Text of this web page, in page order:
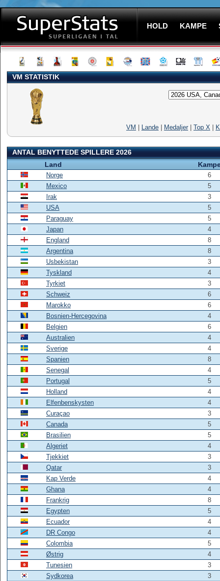
HOLD KAMPE
VM STATISTIK
VM Lande Medaljer Top X
ANTAL BENYTTEDE SPILLERE 2026
Land
Norge
6
Mexico
5
Irak
3
USA
5
Paraguay
5
Japan
4
England
8
Argentina
8
Usbekistan
3
Tyskland
4
Tyrkiet
3
Schweiz
6
Marokko
6
Bosnien-Hercegovina
4
Belgien
6
Australien
4
Sverige
4
Spanien
8
Senegal
4
Portugal
5
Holland
4
Elfenbenskysten
4
Curaçao
3
Canada
5
Brasilien
5
Algeriet
4
Tjekkiet
3
Qatar
3
Kap Verde
4
Ghana
4
Frankrig
8
Egypten
5
Ecuador
4
DR Congo
4
Colombia
5
Østrig
4
Tunesien
3
Sydkorea
3